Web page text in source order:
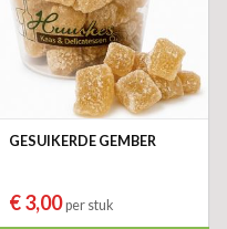
GESUIKERDE GEMBER
€ 3,00per stuk